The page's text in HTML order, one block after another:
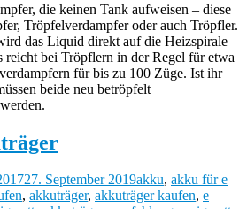
die keinen Tank aufweisen – diese
Tröpfelverdampfer oder auch Tröpfler.
das Liquid direkt auf die Heizspirale
reicht bei Tröpflern in der Regel für etwa
für bis zu 100 Züge. Ist ihr
beide neu betröpfelt
27. September 2019akku, akku für e
, akkuträger, akkuträger kaufen, e